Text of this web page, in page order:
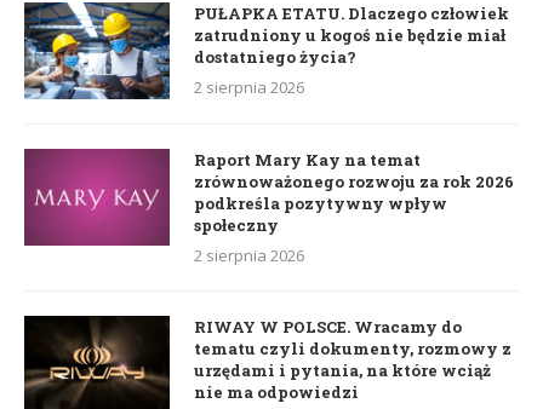
PUŁAPKA ETATU. Dlaczego człowiek
zatrudniony u kogoś nie będzie miał
dostatniego życia?
2 sierpnia 2026
Raport Mary Kay na temat
zrównoważonego rozwoju za rok 2026
podkreśla pozytywny wpływ
społeczny
2 sierpnia 2026
RIWAY W POLSCE. Wracamy do
tematu czyli dokumenty, rozmowy z
urzędami i pytania, na które wciąż
nie ma odpowiedzi